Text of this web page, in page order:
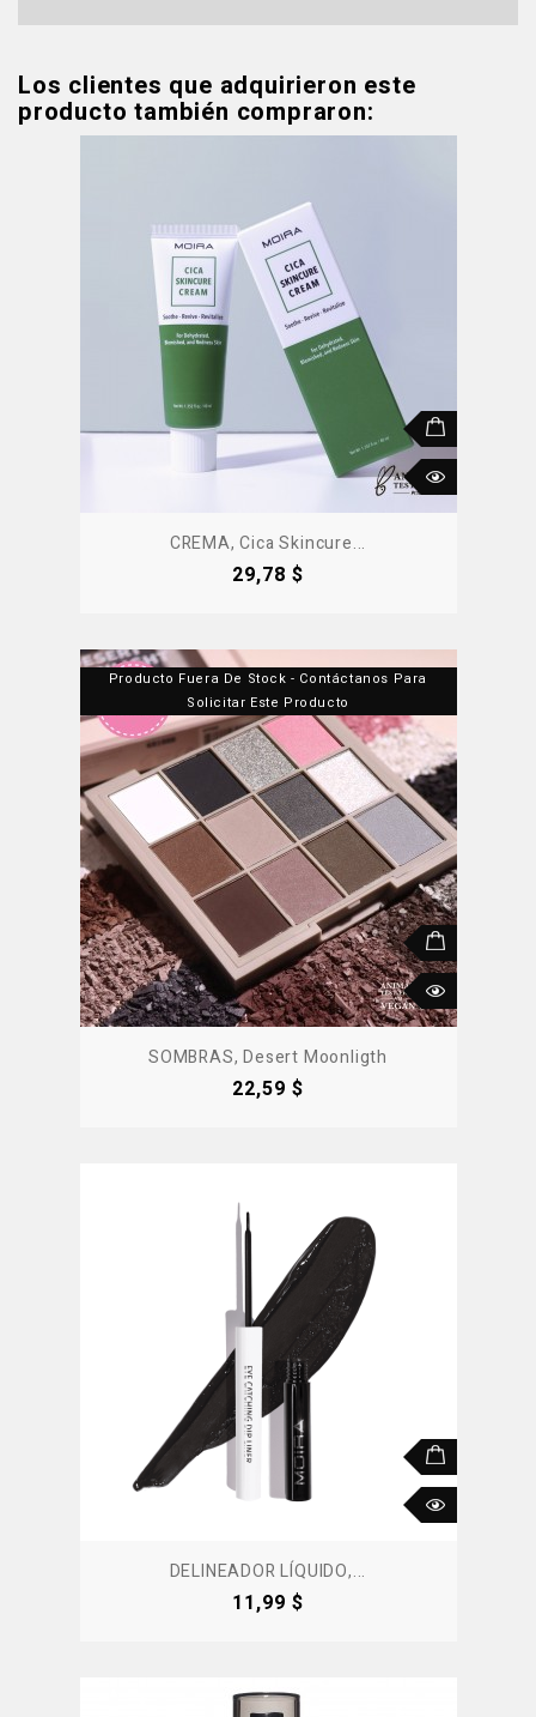
Los clientes que adquirieron este
producto también compraron:
CREMA, Cica Skincure...
Precio
29,78 $
Producto Fuera De Stock - Contáctanos Para
Solicitar Este Producto
SOMBRAS, Desert Moonligth
Precio
22,59 $
DELINEADOR LÍQUIDO,...
Precio
11,99 $